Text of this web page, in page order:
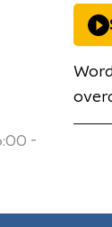
-